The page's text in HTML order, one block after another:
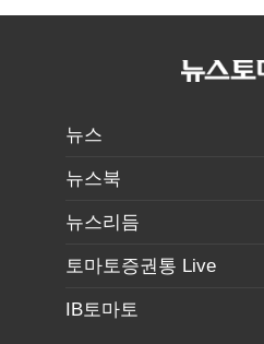
혁신 본격화
뉴스
뉴스북
뉴스리듬
토마토증권통 Live
IB토마토